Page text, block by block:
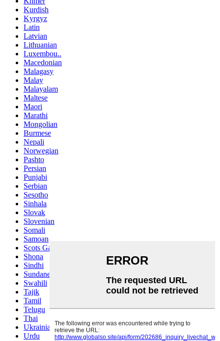
Kurdish
Kyrgyz
Latin
Latvian
Lithuanian
Luxembou..
Macedonian
Malagasy
Malay
Malayalam
Maltese
Maori
Marathi
Mongolian
Burmese
Nepali
Norwegian
Pashto
Persian
Punjabi
Serbian
Sesotho
Sinhala
Slovak
Slovenian
Somali
Samoan
Scots Gaelic
Shona
Sindhi
Sundanese
Swahili
Tajik
Tamil
Telugu
Thai
Ukrainian
Urdu